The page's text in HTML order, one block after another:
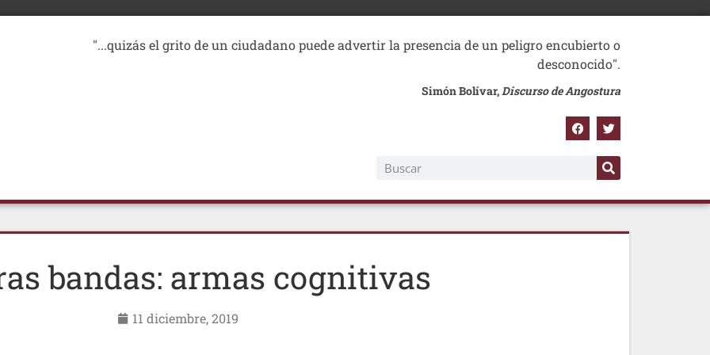
"...quizás el grito de un ciudadano puede advertir la presencia de un peligro encubierto o
desconocido".
Simón Bolívar,Discurso de Angostura
bandas: armas cognitivas
11 diciembre, 2019